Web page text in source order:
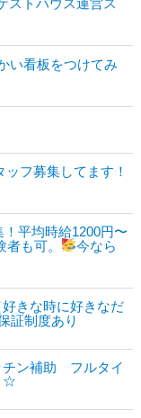
ストハウス運営ス
い看板をつけてみ
フ募集してます！
平均時給1200円〜
も可。
今なら
きな時に好きなだ
証制度あり
チン補助 フルタイ
☆